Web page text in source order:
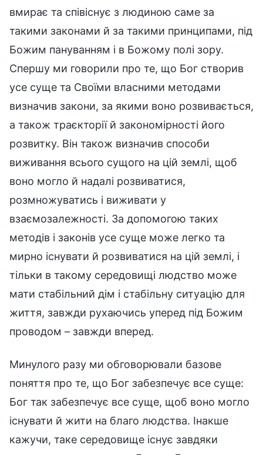
вмирає та співіснує з людиною саме за
такими законами й за такими принципами, під
Божим пануванням і в Божому полі зору.
Спершу ми говорили про те, що Бог створив
усе суще та Своїми власними методами
визначив закони, за якими воно розвивається,
а також траєкторії й закономірності його
розвитку. Він також визначив способи
виживання всього сущого на цій землі, щоб
воно могло й надалі розвиватися,
розмножуватись і виживати у
взаємозалежності. За допомогою таких
методів і законів усе суще може легко та
мирно існувати й розвиватися на цій землі, і
тільки в такому середовищі людство може
мати стабільний дім і стабільну ситуацію для
життя, завжди рухаючись уперед під Божим
проводом – завжди вперед.
Минулого разу ми обговорювали базове
поняття про те, що Бог забезпечує все суще:
Бог так забезпечує все суще, щоб воно могло
існувати й жити на благо людства. Інакше
кажучи, таке середовище існує завдяки